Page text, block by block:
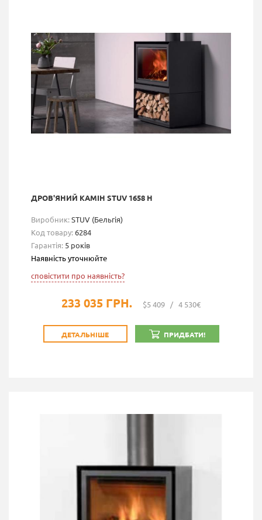
ДРОВ'ЯНИЙ КАМІН STUV 1658 H
Виробник:STUV (Бельгія)
Код товару:6284
Гарантія: 5 років
Наявність уточнюйте
сповістити про наявність?
233 035 ГРН. $5 409 / 4 530€
ДЕТАЛЬНІШЕ ПРИДБАТИ!